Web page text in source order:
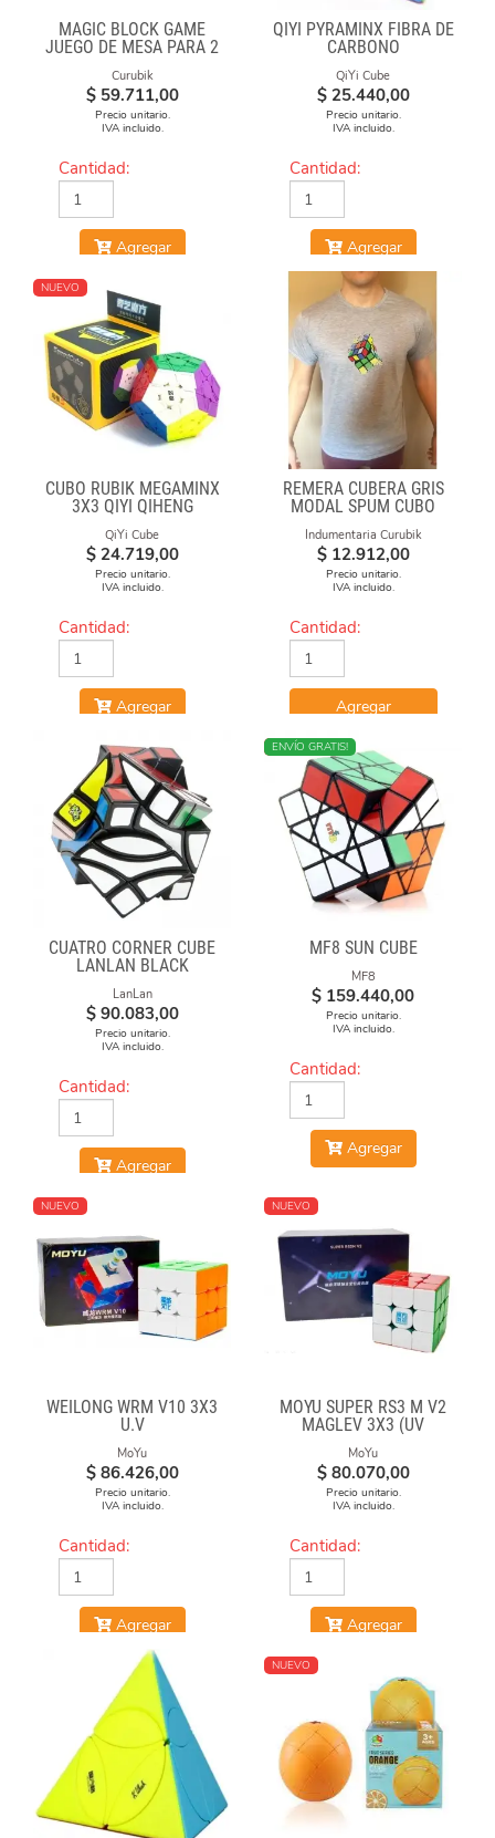
MAGIC BLOCK GAME
JUEGO DE MESA PARA 2
Curubik
$ 59.711,00
Precio unitario.
IVA incluido.
Cantidad:
Agregar
QIYI PYRAMINX FIBRA DE
CARBONO
QiYi Cube
$ 25.440,00
Precio unitario.
IVA incluido.
Cantidad:
Agregar
NUEVO
CUBO RUBIK MEGAMINX
3X3 QIYI QIHENG
QiYi Cube
$ 24.719,00
Precio unitario.
IVA incluido.
Cantidad:
Agregar
REMERA CUBERA GRIS
MODAL SPUM CUBO
Indumentaria Curubik
$ 12.912,00
Precio unitario.
IVA incluido.
Cantidad:
Agregar
CUATRO CORNER CUBE
LANLAN BLACK
LanLan
$ 90.083,00
Precio unitario.
IVA incluido.
Cantidad:
Agregar
NUEVO
ENVÍO GRATIS!
MF8 SUN CUBE
MF8
$ 159.440,00
Precio unitario.
IVA incluido.
Cantidad:
Agregar
NUEVO
WEILONG WRM V10 3X3
U.V
MoYu
$ 86.426,00
Precio unitario.
IVA incluido.
Cantidad:
Agregar
NUEVO
MOYU SUPER RS3 M V2
MAGLEV 3X3 (UV
COATED)
MoYu
$ 80.070,00
Precio unitario.
IVA incluido.
Cantidad:
Agregar
NUEVO